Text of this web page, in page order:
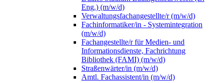
Eng.) (m/w/d)
Verwaltungsfachangestellte/r (m/w/d)
Fachinformatiker/in - Systemintegration
(m/w/d)
Fachangestellte/r für Medien- und
Informationsdienste, Fachrichtung
Bibliothek (FAMI) (m/w/d)
Straßenwärter/in (m/w/d)
Amtl. Fachassistent/in (m/w/d)